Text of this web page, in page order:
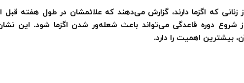
یک کلینیک تغذیه در لندن، حدود ۴۷٪ از زنانی که اگزما دارند، گزارش می‌دهند که علائمشان در طول هفته قبل
شروع دوره قاعدگی می‌تواند باعث شعله‌ور شدن اگزما شود. این
بیشترین اهمیت را دارد.